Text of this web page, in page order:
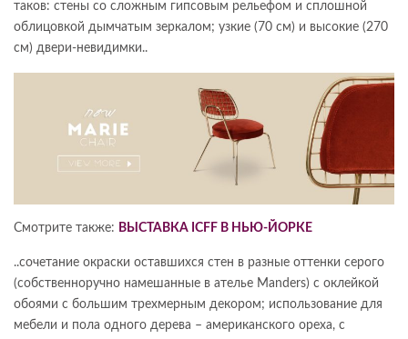
таков: стены со сложным гипсовым рельефом и сплошной
облицовкой дымчатым зеркалом; узкие (70 см) и высокие (270
см) двери-невидимки..
Смотрите также: ВЫСТАВКА ICFF В НЬЮ-ЙОРКЕ
..сочетание окраски оставшихся стен в разные оттенки серого
(собственноручно намешанные в ателье Manders) с оклейкой
обоями с большим трехмерным декором; использование для
мебели и пола одного дерева – американского ореха, с